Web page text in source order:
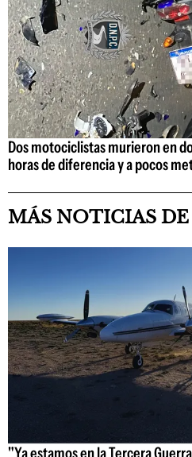
Dos motociclistas murieron en
horas de diferencia y a pocos
MÁS NOTICIAS
"Ya estamos en la Tercera